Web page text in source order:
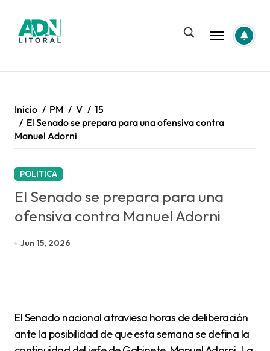
contenido
Inicio PM V
15
El Senado se prepara para una ofensiva contra
Manuel Adorni
POLITICA
El Senado se prepara para una
ofensiva contra Manuel Adorni
Jun 15, 2026
El Senado nacional atraviesa horas de deliberación
ante la posibilidad de que esta semana se defina la